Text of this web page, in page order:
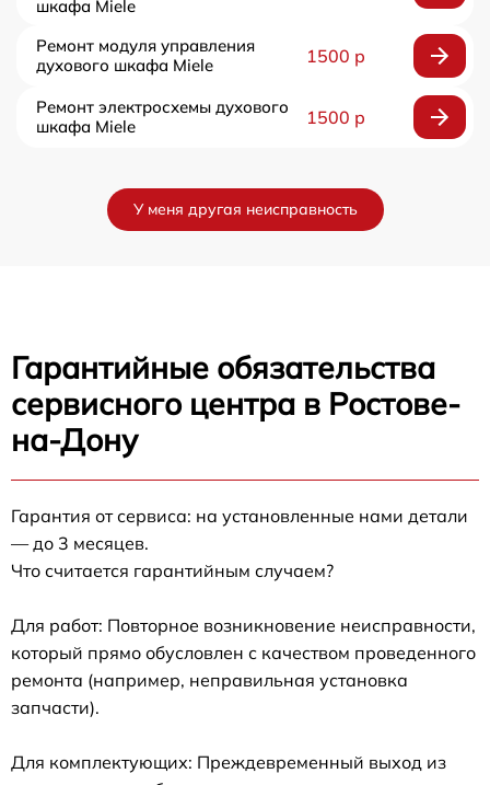
шкафа Miele
Ремонт модуля управления
духового шкафа Miele
1500 р
Ремонт электросхемы духового
шкафа Miele
1500 р
У меня другая неисправность
Гарантийные обязательства
сервисного центра в Ростове-
на-Дону
Гарантия от сервиса: на установленные нами детали
— до 3 месяцев.
Что считается гарантийным случаем?
Для работ: Повторное возникновение неисправности,
который прямо обусловлен с качеством проведенного
ремонта (например, неправильная установка
запчасти).
Для комплектующих: Преждевременный выход из